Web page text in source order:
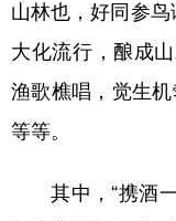
山林也，好同参鸟
大化流行，酿成
渔歌樵唱，觉生机
等等。
其中，“携酒一